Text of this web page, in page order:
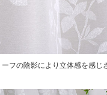
フの陰影により立体感を感じ